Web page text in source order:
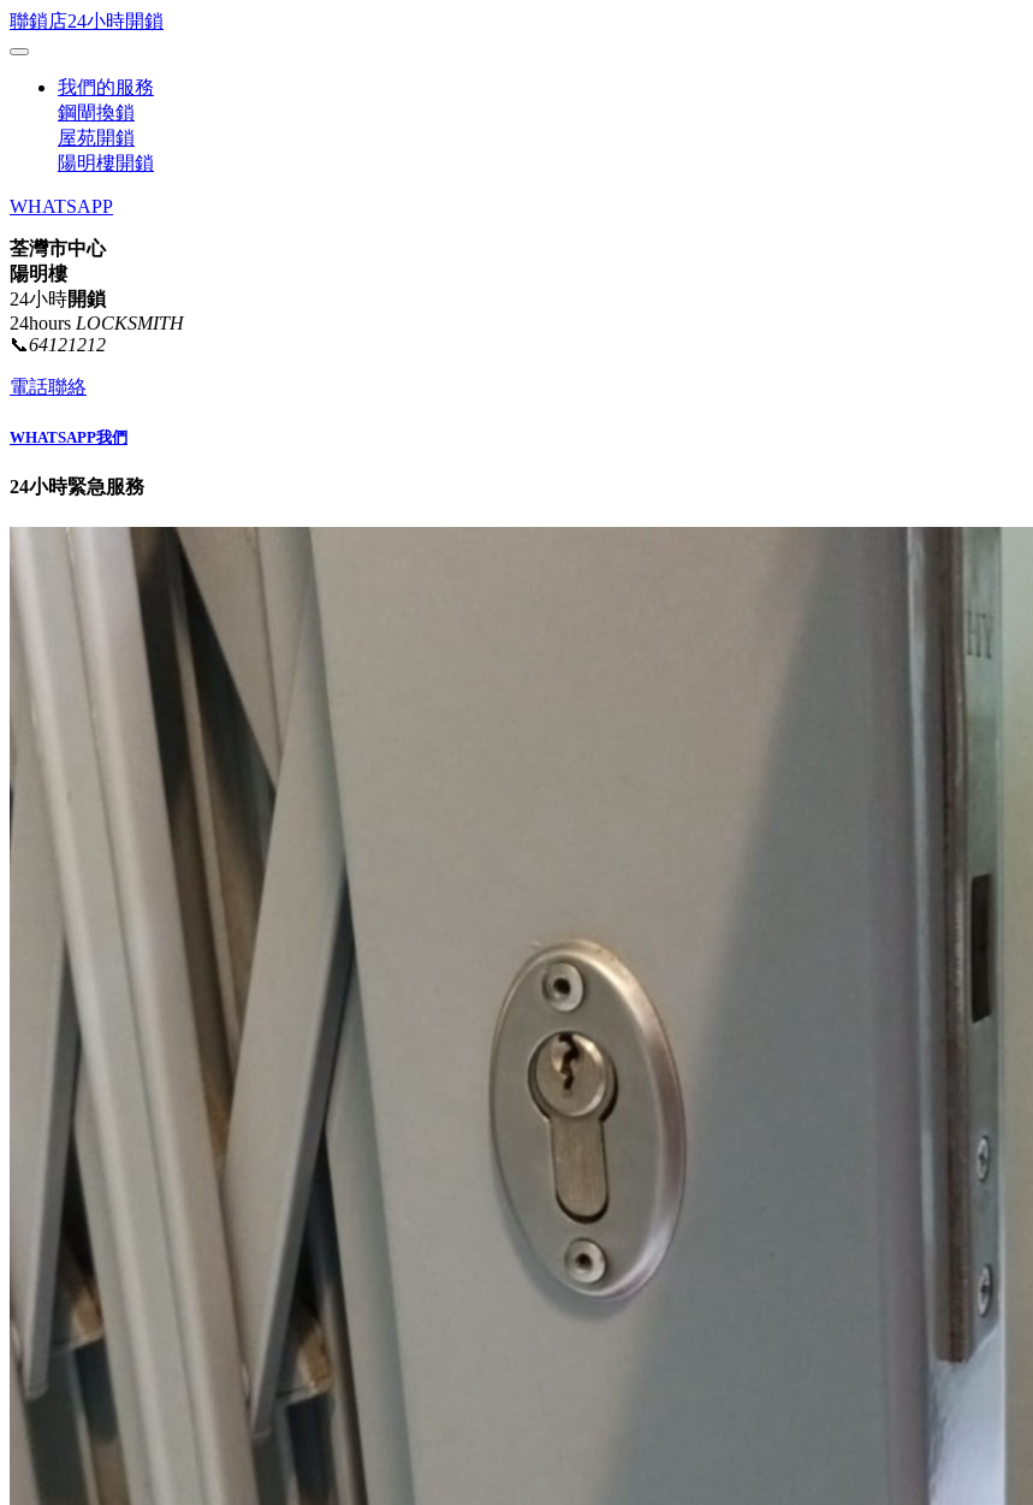
聯鎖店24小時開鎖
我們的服務
鋼閘換鎖
屋苑開鎖
陽明樓開鎖
WHATSAPP
荃灣市中心
陽明樓
24小時開鎖
24hours LOCKSMITH
📞64121212
電話聯絡
WHATSAPP我們
24小時緊急服務